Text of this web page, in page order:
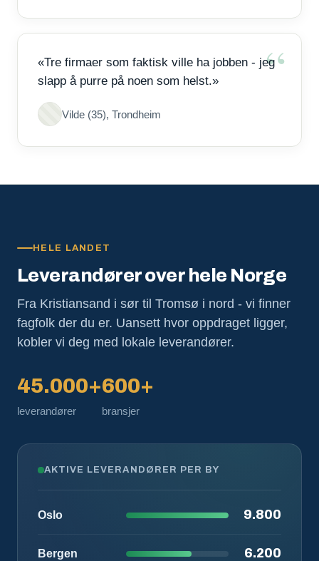
«Tre firmaer som faktisk ville ha jobben - jeg
slapp å purre på noen som helst.»
Vilde (35), Trondheim
HELE LANDET
Leverandører over hele Norge
Fra Kristiansand i sør til Tromsø i nord - vi finner
fagfolk der du er. Uansett hvor oppdraget ligger,
kobler vi deg med lokale leverandører.
45.000+
leverandører
600+
bransjer
AKTIVE LEVERANDØRER PER BY
Oslo 9.800
Bergen 6.200